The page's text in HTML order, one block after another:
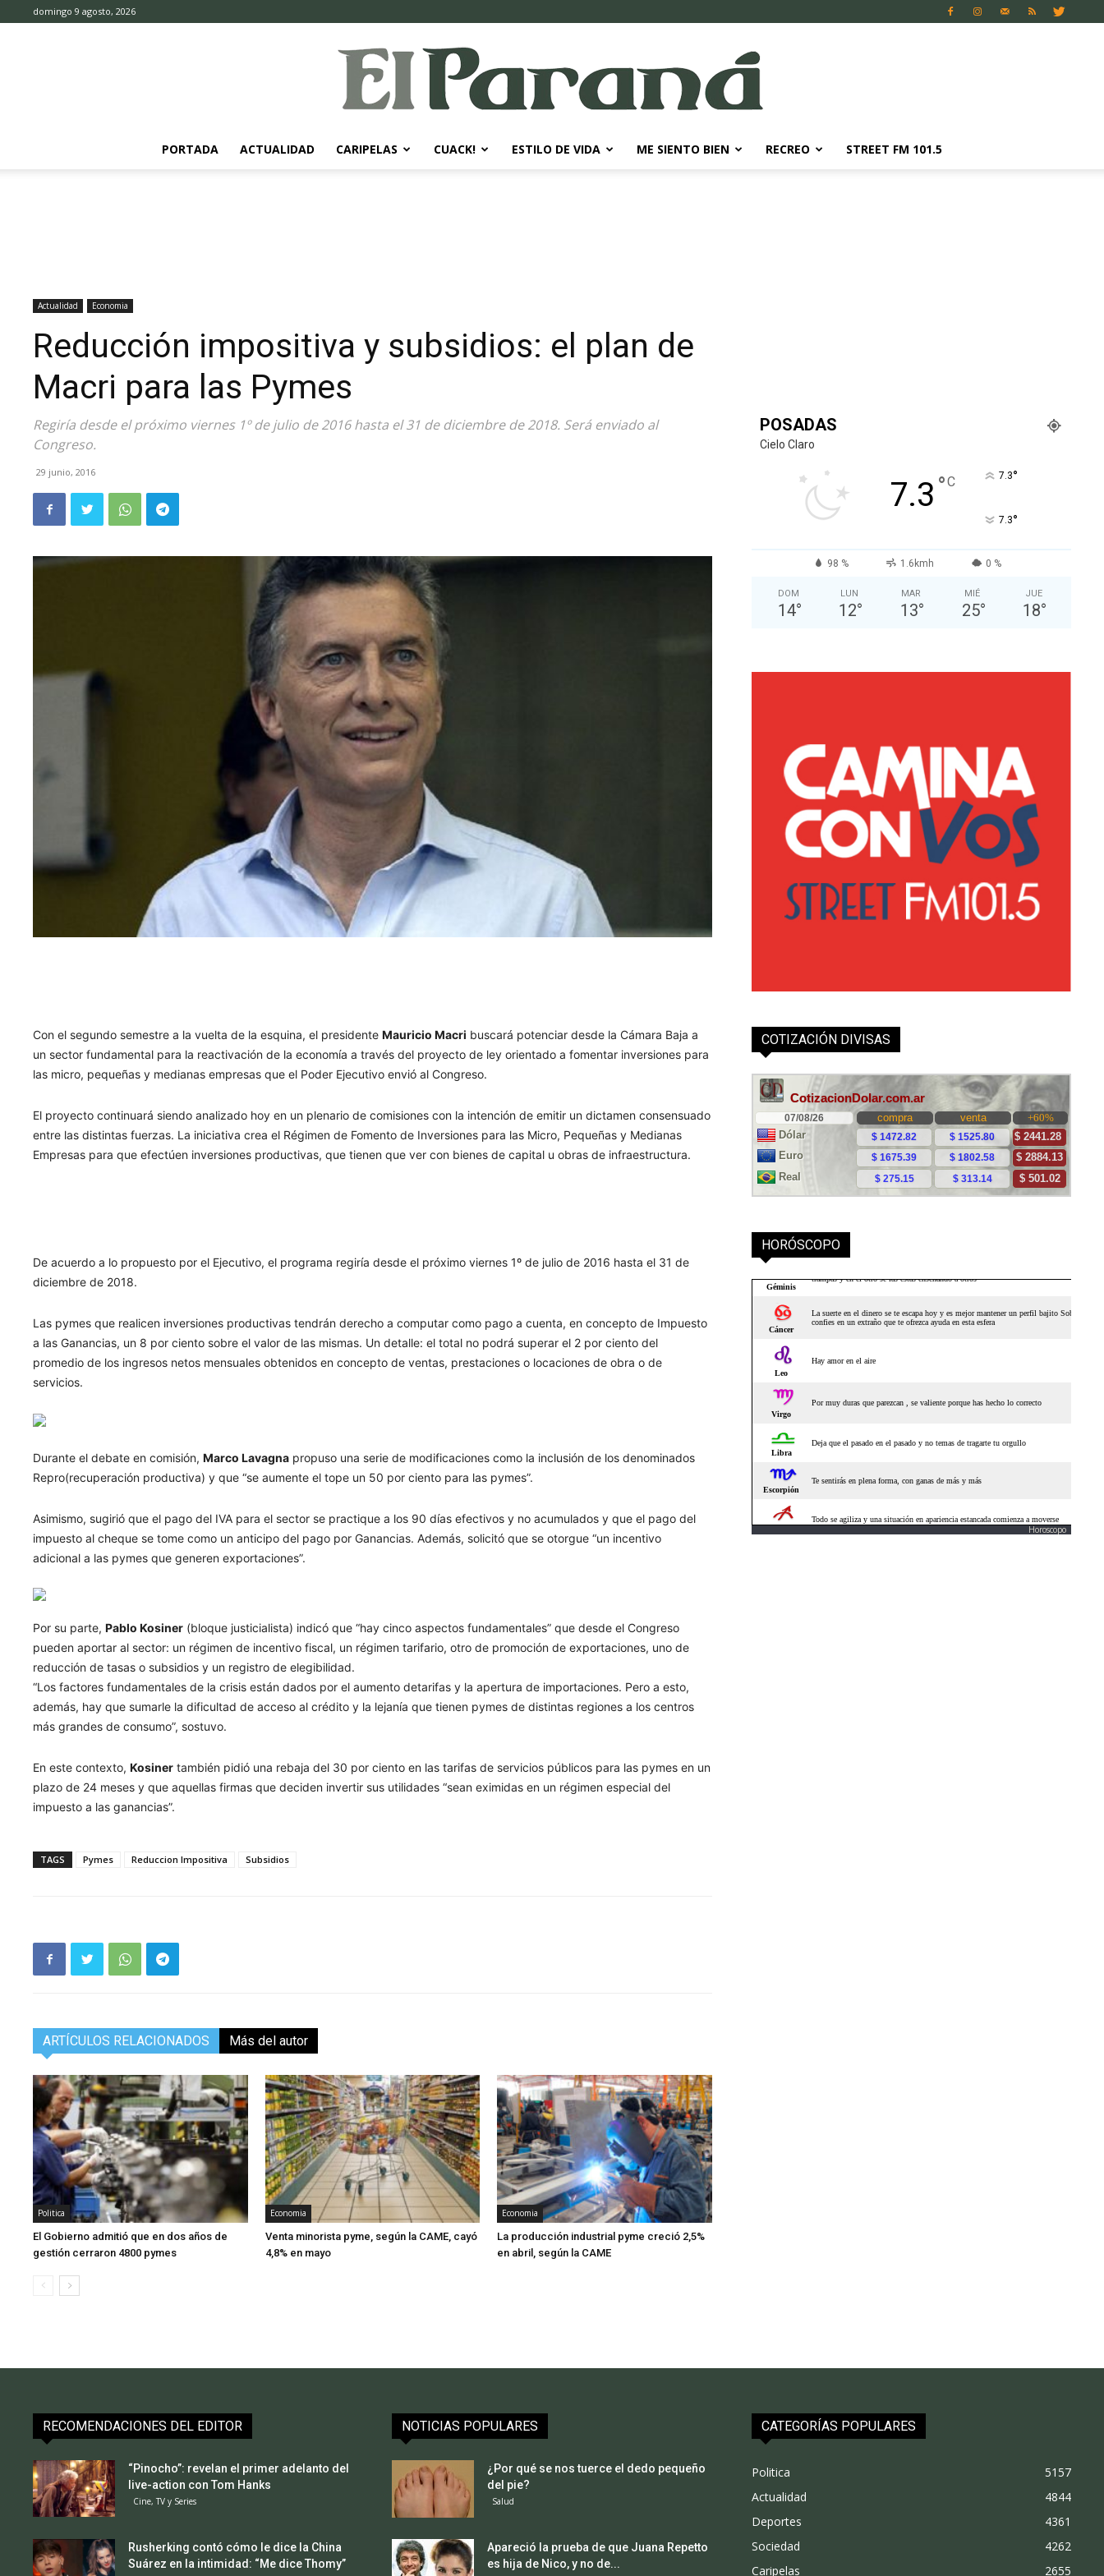
domingo 9 agosto, 2026
PORTADA ACTUALIDAD CARIPELAS CUACK! ESTILO DE VIDA ME SIENTO BIEN RECREO STREET FM 101.5
Actualidad Economia
Reducción impositiva y subsidios: el plan de
Macri para las Pymes
Regiría desde el próximo viernes 1º de julio de 2016 hasta el 31 de diciembre de 2018. Será enviado al
Congreso.
29 junio, 2016
Con el segundo semestre a la vuelta de la esquina, el presidenteMauricio Macri buscará potenciar desde la Cámara Baja a
un sector fundamental para la reactivación de la economía a través del proyecto de ley orientado a fomentar inversiones para
las micro, pequeñas y medianas empresas que el Poder Ejecutivo envió al Congreso.
El proyecto continuará siendo analizado hoy en un plenario de comisiones con la intención de emitir un dictamen consensuado
entre las distintas fuerzas. La iniciativa crea el Régimen de Fomento de Inversiones para las Micro, Pequeñas y Medianas
Empresas para que efectúen inversiones productivas, que tienen que ver con bienes de capital u obras de infraestructura.
De acuerdo a lo propuesto por el Ejecutivo, el programa regiría desde el próximo viernes 1º de julio de 2016 hasta el 31 de
diciembre de 2018.
Las pymes que realicen inversiones productivas tendrán derecho a computar como pago a cuenta, en concepto de Impuesto
a las Ganancias, un 8 por ciento sobre el valor de las mismas. Un detalle: el total no podrá superar el 2 por ciento del
promedio de los ingresos netos mensuales obtenidos en concepto de ventas, prestaciones o locaciones de obra o de
servicios.
Durante el debate en comisión,MarcoLavagna propuso una serie de modificaciones como la inclusión de los denominados
Repro(recuperación productiva) y que “se aumente el tope un 50 por ciento para las pymes”.
Asimismo, sugirió que el pago del IVA para el sector se practique a los 90 días efectivos y no acumulados y que el pago del
impuesto al cheque se tome como un anticipo del pago por Ganancias. Además, solicitó que se otorgue “un incentivo
adicional a las pymes que generen exportaciones”.
Por su parte,PabloKosiner (bloque justicialista) indicó que “hay cinco aspectos fundamentales” que desde el Congreso
pueden aportar al sector: un régimen de incentivo fiscal, un régimen tarifario, otro de promoción de exportaciones, uno de
reducción de tasas o subsidios y un registro de elegibilidad.
“Los factores fundamentales de la crisis están dados por el aumento detarifas y la apertura de importaciones. Pero a esto,
además, hay que sumarle la dificultad de acceso al crédito y la lejanía que tienen pymes de distintas regiones a los centros
más grandes de consumo”, sostuvo.
En este contexto,Kosiner también pidió una rebaja del 30 por ciento en las tarifas de servicios públicos para las pymes en un
plazo de 24 meses y que aquellas firmas que deciden invertir sus utilidades “sean eximidas en un régimen especial del
impuesto a las ganancias”.
TAGS Pymes Reduccion Impositiva Subsidios
ARTÍCULOS RELACIONADOS Más del autor
Politica
El Gobierno admitió que en dos años de
gestión cerraron 4800 pymes
Economia
Venta minorista pyme, según la CAME, cayó
4,8% en mayo
Economia
La producción industrial pyme creció 2,5%
en abril, según la CAME
POSADAS
Cielo Claro
7.3 °C 7.3°
7.3°
98 % 1.6kmh 0 %
DOM
14°
LUN
12°
MAR
13°
MIÉ
25°
JUE
18°
COTIZACIÓN DIVISAS
HORÓSCOPO
Horoscopo
RECOMENDACIONES DEL EDITOR
“Pinocho”: revelan el primer adelanto del
live-action con Tom Hanks
Cine, TV y Series
Rusherking contó cómo le dice la China
Suárez en la intimidad: “Me dice Thomy”
NOTICIAS POPULARES
¿Por qué se nos tuerce el dedo pequeño
del pie?
Salud
Apareció la prueba de que Juana Repetto
es hija de Nico, y no de...
CATEGORÍAS POPULARES
Politica
5157
Actualidad
4844
Deportes
4361
Sociedad
4262
Caripelas
2655